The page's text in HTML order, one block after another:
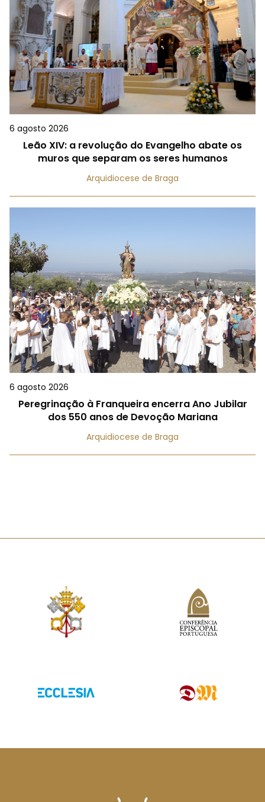
6 agosto 2026
Leão XIV: a revolução do Evangelho abate os
muros que separam os seres humanos
Arquidiocese de Braga
6 agosto 2026
Peregrinação à Franqueira encerra Ano Jubilar
dos 550 anos de Devoção Mariana
Arquidiocese de Braga